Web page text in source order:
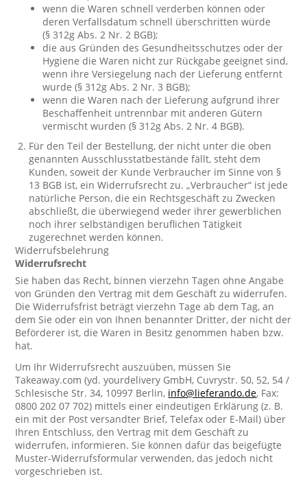
wenn die Waren schnell verderben können oder
deren Verfallsdatum schnell überschritten würde
(§ 312g Abs. 2 Nr. 2 BGB);
die aus Gründen des Gesundheitsschutzes oder der
Hygiene die Waren nicht zur Rückgabe geeignet sind,
wenn ihre Versiegelung nach der Lieferung entfernt
wurde (§ 312g Abs. 2 Nr. 3 BGB);
wenn die Waren nach der Lieferung aufgrund ihrer
Beschaffenheit untrennbar mit anderen Gütern
vermischt wurden (§ 312g Abs. 2 Nr. 4 BGB).
Für den Teil der Bestellung, der nicht unter die oben
genannten Ausschlusstatbestände fällt, steht dem
Kunden, soweit der Kunde Verbraucher im Sinne von §
13 BGB ist, ein Widerrufsrecht zu. „Verbraucher“ ist jede
natürliche Person, die ein Rechtsgeschäft zu Zwecken
abschließt, die überwiegend weder ihrer gewerblichen
noch ihrer selbständigen beruflichen Tätigkeit
zugerechnet werden können.
Widerrufsbelehrung
Widerrufsrecht
Sie haben das Recht, binnen vierzehn Tagen ohne Angabe
von Gründen den Vertrag mit dem Geschäft zu widerrufen.
Die Widerrufsfrist beträgt vierzehn Tage ab dem Tag, an
dem Sie oder ein von Ihnen benannter Dritter, der nicht der
Beförderer ist, die Waren in Besitz genommen haben bzw.
hat.
Um Ihr Widerrufsrecht auszuüben, müssen Sie
Takeaway.com (yd. yourdelivery GmbH, Cuvrystr. 50, 52, 54 /
Schlesische Str. 34, 10997 Berlin, info@lieferando.de, Fax:
0800 202 07 702) mittels einer eindeutigen Erklärung (z. B.
ein mit der Post versandter Brief, Telefax oder E-Mail) über
Ihren Entschluss, den Vertrag mit dem Geschäft zu
widerrufen, informieren. Sie können dafür das beigefügte
Muster-Widerrufsformular verwenden, das jedoch nicht
vorgeschrieben ist.